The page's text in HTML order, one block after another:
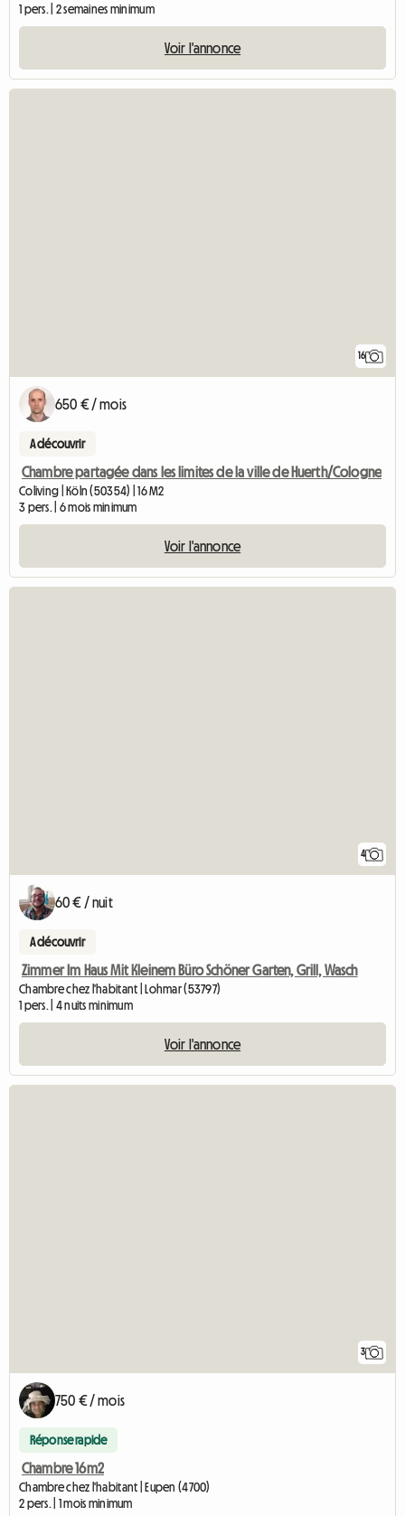
1 pers. | 2 semaines minimum
Voir l'annonce
16
650 € / mois
A découvrir
Chambre partagée dans les limites de la ville de Huerth/Cologne
Coliving | Köln (50354) | 16 M2
3 pers. | 6 mois minimum
Voir l'annonce
4
60 € / nuit
A découvrir
Zimmer Im Haus Mit Kleinem Büro Schöner Garten, Grill, Wasch
Chambre chez l'habitant | Lohmar (53797)
1 pers. | 4 nuits minimum
Voir l'annonce
3
750 € / mois
Réponse rapide
Chambre 16m2
Chambre chez l'habitant | Eupen (4700)
2 pers. | 1 mois minimum